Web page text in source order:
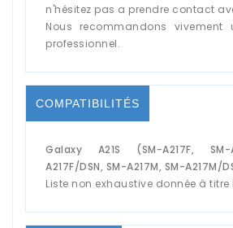
n'hésitez pas a prendre contact
Nous recommandons vivement
professionnel.
COMPATIBILITÉS
Galaxy A21S (SM-A217F, SM-
A217F/DSN, SM-A217M, SM-A217M/
Liste non exhaustive donnée à